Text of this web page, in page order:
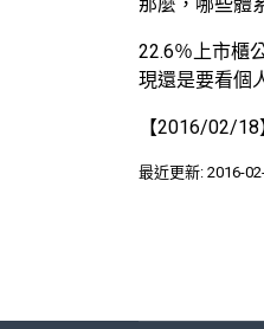
22.6％上市櫃
現還是要看個
【2016/02/18
最近更新: 2016-